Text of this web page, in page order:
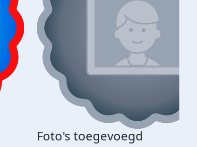
Foto's toegevoegd